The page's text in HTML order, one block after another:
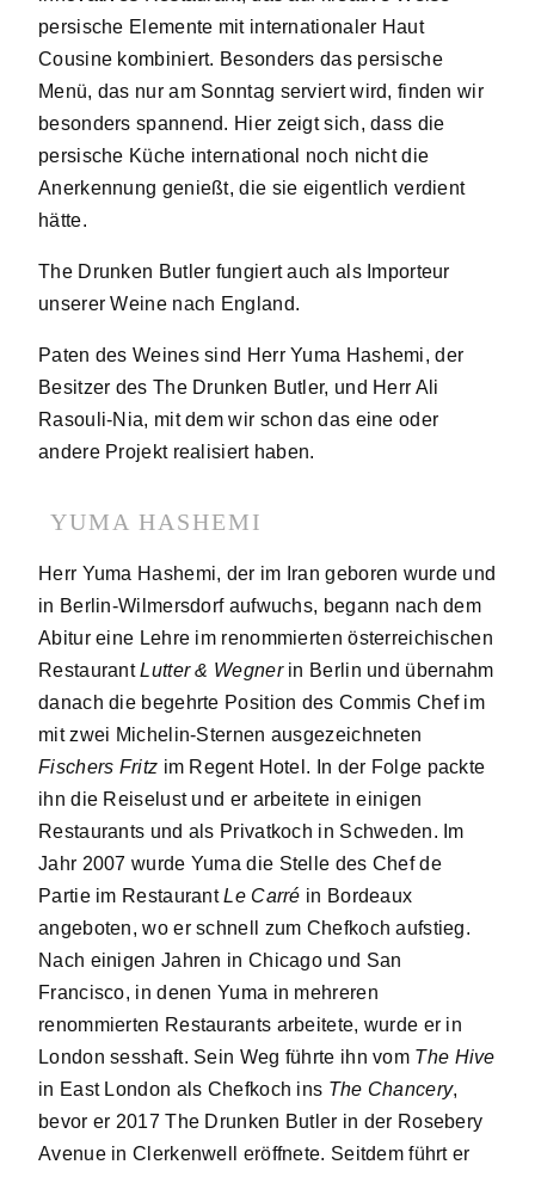
persische Elemente mit internationaler Haut
Cousine kombiniert. Besonders das persische
Menü, das nur am Sonntag serviert wird, finden wir
besonders spannend. Hier zeigt sich, dass die
persische Küche international noch nicht die
Anerkennung genießt, die sie eigentlich verdient
hätte.
The Drunken Butler fungiert auch als Importeur
unserer Weine nach England.
Paten des Weines sind Herr Yuma Hashemi, der
Besitzer des The Drunken Butler, und Herr Ali
Rasouli-Nia, mit dem wir schon das eine oder
andere Projekt realisiert haben.
YUMA HASHEMI
Herr Yuma Hashemi, der im Iran geboren wurde und
in Berlin-Wilmersdorf aufwuchs, begann nach dem
Abitur eine Lehre im renommierten österreichischen
RestaurantLutter & Wegnerin Berlin und übernahm
danach die begehrte Position des Commis Chef im
mit zwei Michelin-Sternen ausgezeichneten
Fischers Fritz im Regent Hotel. In der Folge packte
ihn die Reiselust und er arbeitete in einigen
Restaurants und als Privatkoch in Schweden. Im
Jahr 2007 wurde Yuma die Stelle des Chef de
Partie im RestaurantLe Carré in Bordeaux
angeboten, wo er schnell zum Chefkoch aufstieg.
Nach einigen Jahren in Chicago und San
Francisco, in denen Yuma in mehreren
renommierten Restaurants arbeitete, wurde er in
London sesshaft. Sein Weg führte ihn vom The Hive
in East London als Chefkoch ins The Chancery,
bevor er 2017 The Drunken Butler in der Rosebery
Avenue in Clerkenwell eröffnete. Seitdem führt er